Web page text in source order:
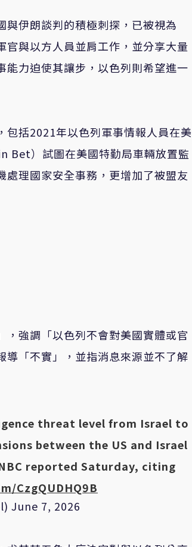
伊朗談判的積極刺探，已被視為
官與以方人員並肩工作，並分享大量
力迫使其讓步，以色列則希望進一
包括2021年以色列軍事情報人員在美
Bet）試圖在美國特勤局車輛放置監
理國家安全事務，更增加了被盟友
強調「以色列不會對美國實體或官
導「不實」，並指消息來源並不了解
threat level from Israel to
between the US and Israel
reported Saturday, citing
CzgQUDHQ9B
June 7, 2026